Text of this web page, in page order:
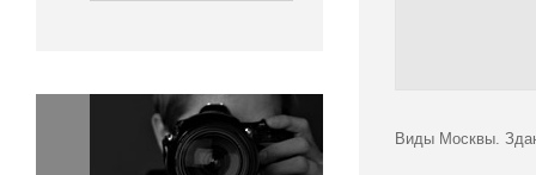
Окружающая среда
Политика
Правосудие
Виды Москвы.